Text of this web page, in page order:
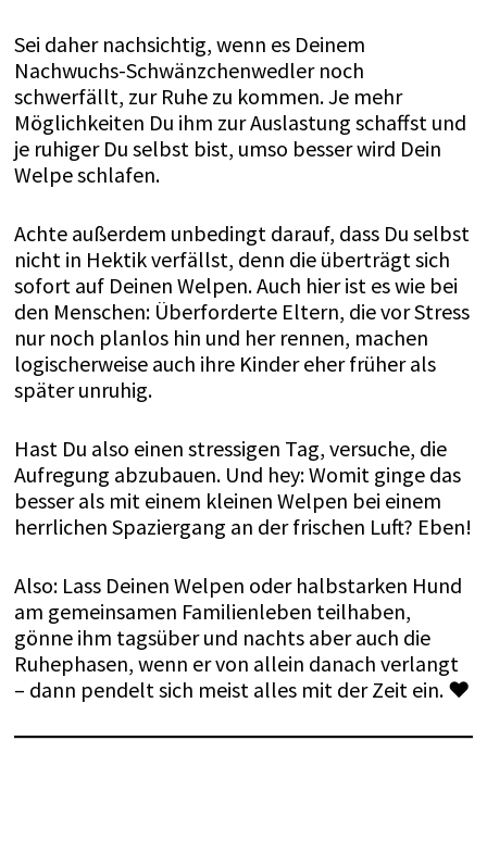
Sei daher nachsichtig, wenn es Deinem
Nachwuchs-Schwänzchenwedler noch
schwerfällt, zur Ruhe zu kommen. Je mehr
Möglichkeiten Du ihm zur Auslastung schaffst und
je ruhiger Du selbst bist, umso besser wird Dein
Welpe schlafen.
Achte außerdem unbedingt darauf, dass Du selbst
nicht in Hektik verfällst, denn die überträgt sich
sofort auf Deinen Welpen. Auch hier ist es wie bei
den Menschen: Überforderte Eltern, die vor Stress
nur noch planlos hin und her rennen, machen
logischerweise auch ihre Kinder eher früher als
später unruhig.
Hast Du also einen stressigen Tag, versuche, die
Aufregung abzubauen. Und hey: Womit ginge das
besser als mit einem kleinen Welpen bei einem
herrlichen Spaziergang an der frischen Luft? Eben!
Also: Lass Deinen Welpen oder halbstarken Hund
am gemeinsamen Familienleben teilhaben,
gönne ihm tagsüber und nachts aber auch die
Ruhephasen, wenn er von allein danach verlangt
– dann pendelt sich meist alles mit der Zeit ein. ♥